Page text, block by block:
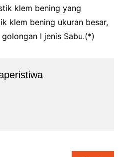
klem bening yang
klem bening ukuran besar,
I jenis Sabu.(*)